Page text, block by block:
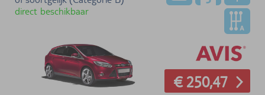
direct beschikbaar
€ 250,47